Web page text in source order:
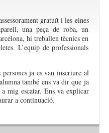
gratuït i les eines
una peça de roba, un
hi treballen tècnics en
L’equip de professionals
ja es van inscriure al
també ens va dir que ja
mig escatar. Ens va explicar
a continuació.